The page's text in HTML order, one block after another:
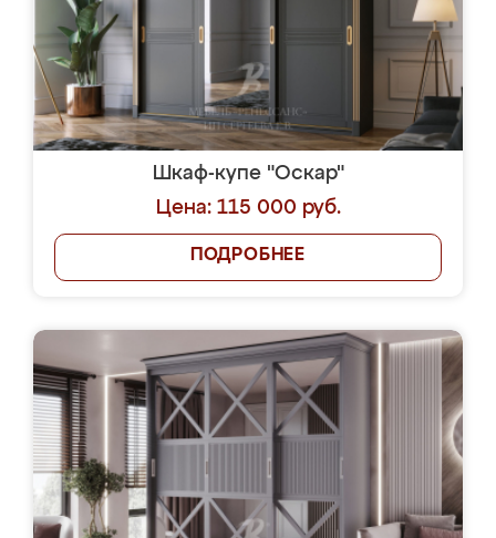
Шкаф-купе "Оскар"
Цена: 115 000 руб.
ПОДРОБНЕЕ